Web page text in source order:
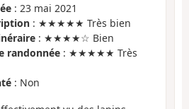
: 23 mai 2021
: ★★★★★ Très bien
: ★★★★☆ Bien
randonnée : ★★★★★ Très
: Non